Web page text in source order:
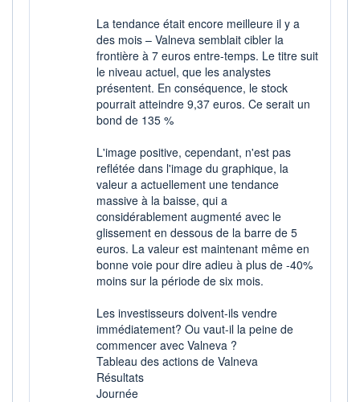
La tendance était encore meilleure il y a
des mois – Valneva semblait cibler la
frontière à 7 euros entre-temps. Le titre suit
le niveau actuel, que les analystes
présentent. En conséquence, le stock
pourrait atteindre 9,37 euros. Ce serait un
bond de 135 %
L'image positive, cependant, n'est pas
reflétée dans l'image du graphique, la
valeur a actuellement une tendance
massive à la baisse, qui a
considérablement augmenté avec le
glissement en dessous de la barre de 5
euros. La valeur est maintenant même en
bonne voie pour dire adieu à plus de -40%
moins sur la période de six mois.
Les investisseurs doivent-ils vendre
immédiatement? Ou vaut-il la peine de
commencer avec Valneva ?
Tableau des actions de Valneva
Résultats
Journée